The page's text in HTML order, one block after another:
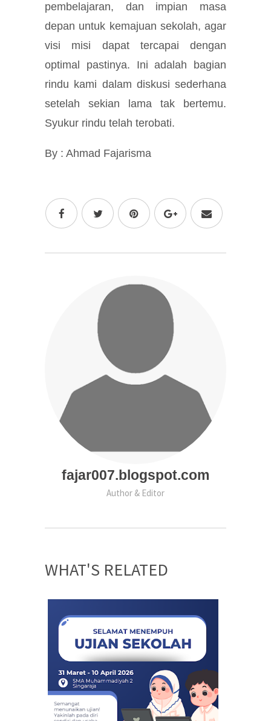
pembelajaran, dan impian masa
depan untuk kemajuan sekolah, agar
visi misi dapat tercapai dengan
optimal pastinya. Ini adalah bagian
rindu kami dalam diskusi sederhana
setelah sekian lama tak bertemu.
Syukur rindu telah terobati.
By : Ahmad Fajarisma
fajar007.blogspot.com
Author & Editor
WHAT'S RELATED